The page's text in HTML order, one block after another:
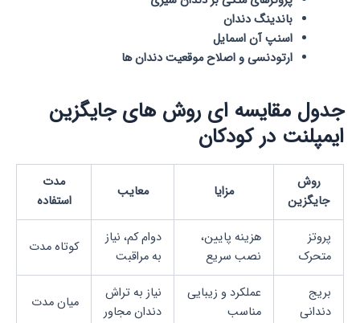
باندینگ دندان
اسنپ آن اسمایل
ارتودنسی و اصلاح موقعیت دندان ها
جدول مقایسه ای روش های جایگزین
ایمپلنت در کودکان
روش
جایگزین
مزایا معایب
مدت
استفاده
پروتز
متحرک
هزینه پایین،
نصب سریع
دوام کم، نیاز
به مراقبت
کوتاه مدت
بریج
دندانی
عملکرد و زیبایی
مناسب
نیاز به تراش
دندان مجاور
میان مدت